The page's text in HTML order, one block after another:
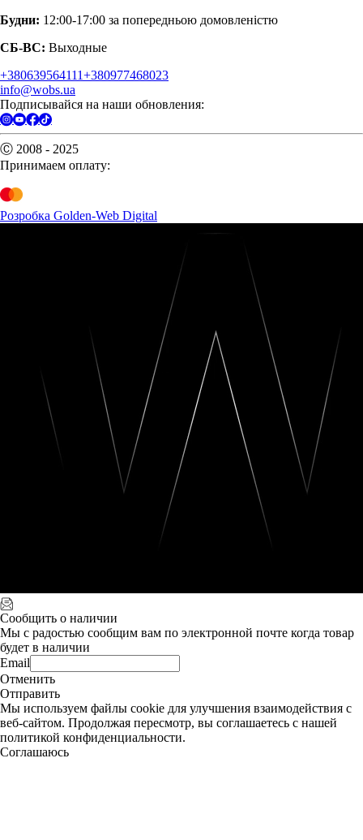
Будни: 12:00-17:00 за попередньою домовленістю
СБ-ВС: Выходные
+380639564111+380977468023
info@wobs.ua
Подписывайся на наши обновления:
Ⓒ 2008 - 2025
Принимаем оплату:
Розробка Golden-Web Digital
Сообщить о наличии
Мы с радостью сообщим вам по электронной почте когда товар
будет в наличии
Email
Отменить
Отправить
Мы используем файлы cookie для улучшения взаимодействия с
веб-сайтом. Продолжая пересмотр, вы соглашаетесь с нашей
политикой конфиденциальности.
Соглашаюсь